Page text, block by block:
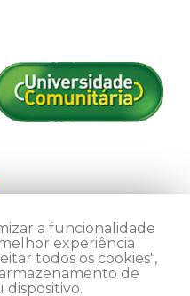
a funcionalidade
experiência
todos os cookies",
de
dispositivo.